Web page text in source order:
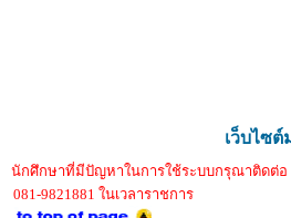
เว็บไซ
นักศึกษาที่มีปัญหาในการใช้ระบบกรุณาติดต่อ
081-9821881 ในเวลาราชการ